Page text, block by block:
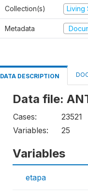
Collection(s) Living
Metadata
DATA DESCRIPTION
Data file:
Cases:
23521
Variables:
25
Variables
etapa